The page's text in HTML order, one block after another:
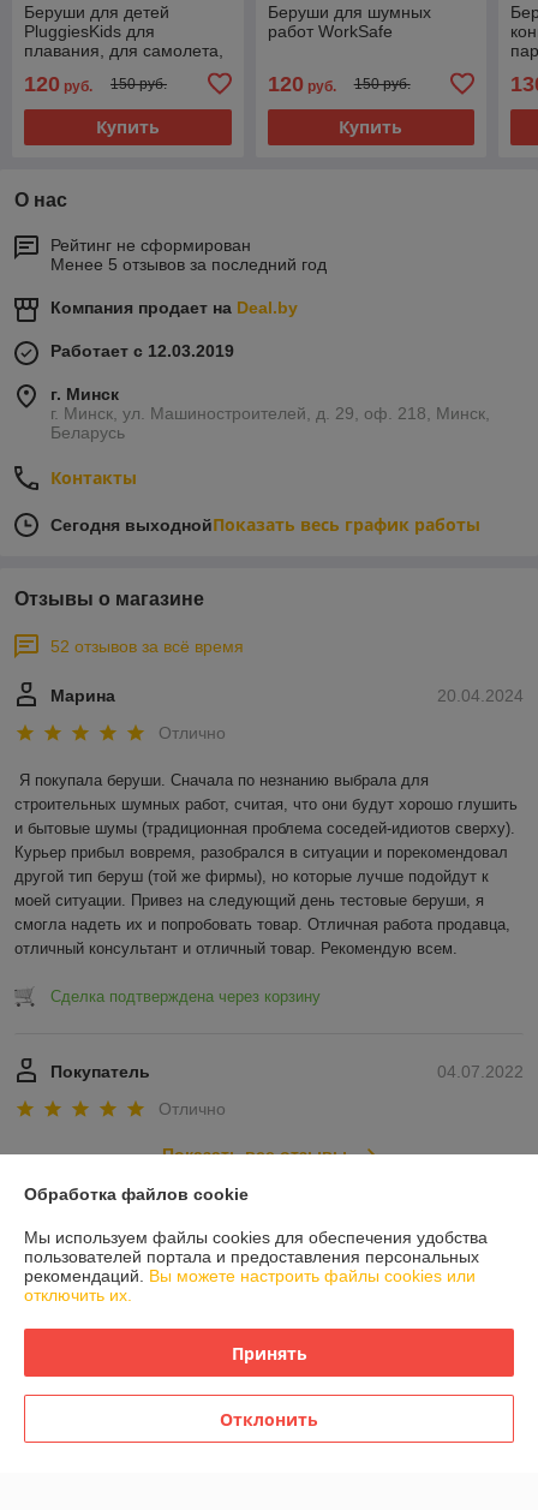
Беруши для детей
PluggiesKids для
плавания, для самолета,
120 руб. 150 руб.
Купить
Беруши для шумных
работ WorkSafe
120 руб. 150 руб.
Купить
О нас
Рейтинг не сформирован
Менее 5 отзывов за последний год
Компания продает на Deal.by
Работает с 12.03.2019
г. Минск
г. Минск, ул. Машиностроителей, д. 29, оф. 218, Минск,
Беларусь
Контакты
Сегодня выходнойПоказать весь график работы
Отзывы о магазине
52 отзывов за всё время
20.04.2024
Марина
Отлично
Я покупала беруши. Сначала по незнанию выбрала для
строительных шумных работ, считая, что они будут хорошо глушить
и бытовые шумы (традиционная проблема соседей-идиотов сверху).
Курьер прибыл вовремя, разобрался в ситуации и порекомендовал
другой тип беруш (той же фирмы), но которые лучше подойдут к
моей ситуации. Привез на следующий день тестовые беруши, я
смогла надеть их и попробовать товар. Отличная работа продавца,
отличный консультант и отличный товар. Рекомендую всем.
Сделка подтверждена через корзину
04.07.2022
Покупатель
Отлично
Показать все отзывы
О нас
Контакты
Обработка файлов cookie
Мы используем файлы cookies для обеспечения удобства
пользователей портала и предоставления персональных
рекомендаций. Вы можете настроить файлы cookies или
отключить их.
Принять
Отклонить